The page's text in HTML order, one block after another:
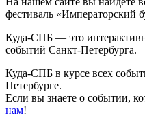
фестиваль «Императорский
Куда-СПБ — это
событий Санкт-Петербурга.
Куда-СПБ в курсе всех
Петербурге.
Если вы знаете о событии,
нам!